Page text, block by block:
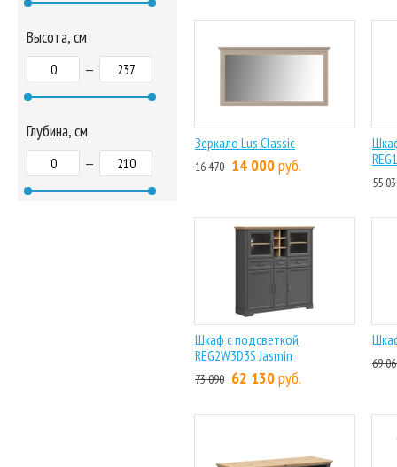
Зеркало Lus Classic
16 470 14 000руб.
55
Шкаф с подсветкой
REG2W3D3S Jasmin
73 090 62 130руб.
69
Высота, см
—
Глубина, см
—